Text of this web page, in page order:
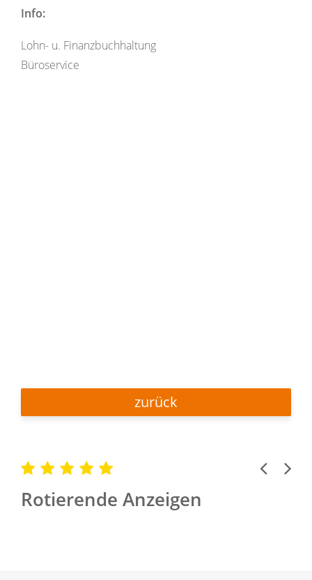
Info:
Lohn- u. Finanzbuchhaltung
Büroservice
zurück
Rotierende Anzeigen
Previous
Next